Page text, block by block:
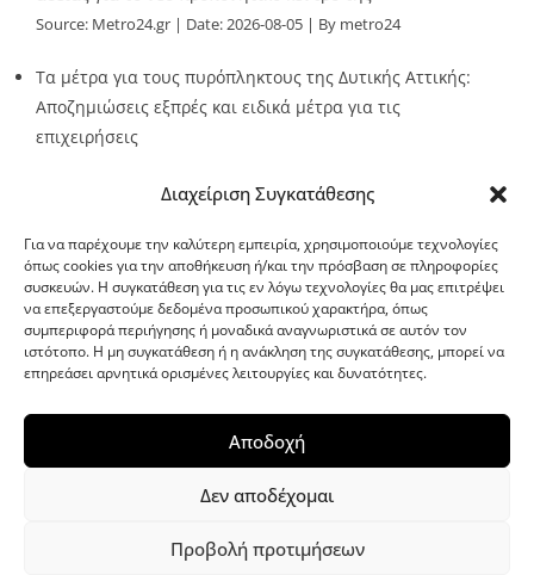
Διαχείριση Συγκατάθεσης
Για να παρέχουμε την καλύτερη εμπειρία, χρησιμοποιούμε τεχνολογίες
όπως cookies για την αποθήκευση ή/και την πρόσβαση σε πληροφορίες
συσκευών. Η συγκατάθεση για τις εν λόγω τεχνολογίες θα μας επιτρέψει
να επεξεργαστούμε δεδομένα προσωπικού χαρακτήρα, όπως
συμπεριφορά περιήγησης ή μοναδικά αναγνωριστικά σε αυτόν τον
ιστότοπο. Η μη συγκατάθεση ή η ανάκληση της συγκατάθεσης, μπορεί να
επηρεάσει αρνητικά ορισμένες λειτουργίες και δυνατότητες.
Αποδοχή
Δεν αποδέχομαι
Προβολή προτιμήσεων
Source: Metro24.gr Date: 2026-08-05 By metro24
Τα μέτρα για τους πυρόπληκτους της Δυτικής Αττικής:
Αποζημιώσεις εξπρές και ειδικά μέτρα για τις
επιχειρήσεις
G-point.gr